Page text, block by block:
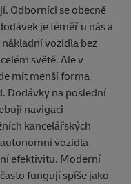
Odborníci se obecně
je téměř u nás a
vozidla bez
světě. Ale v
mít menší forma
Dodávky na poslední
navigaci
kancelářských
vozidla
efektivitu. Moderní
fungují spíše jako